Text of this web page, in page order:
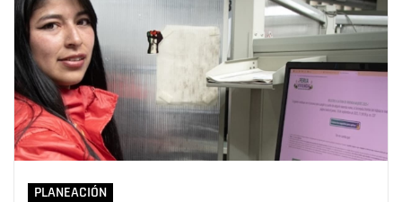
PLANEACIÓN